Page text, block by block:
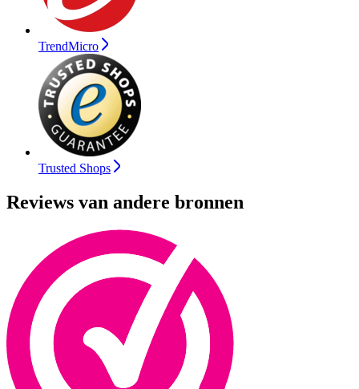
TrendMicro
Trusted Shops
Reviews van andere bronnen